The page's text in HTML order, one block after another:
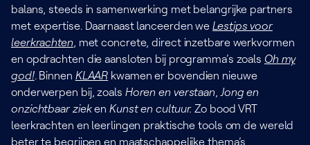
balans, steeds in samenwerking met belangrijke partners
met expertise. Daarnaast lanceerden weLestips voor
leerkrachten, met concrete, direct inzetbare werkvormen
en opdrachten die aansloten bij programma’s zoals Oh my
god!. Binnen KLAAR kwamen er bovendien nieuwe
onderwerpen bij, zoals Horen en verstaan, Jong en
onzichtbaar ziekenKunst en cultuur. Zo bood VRT
leerkrachten en leerlingen praktische tools om de wereld
beter te begrijpen en maatschappelijke thema’s